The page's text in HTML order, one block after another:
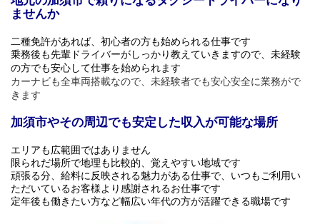
ませんか
二種免許があれば、初心者の方も始められる仕事です
乗務後も先輩ドライバーがしっかり教えていきますので、未経験
の方でも安心して仕事を始められます
カーナビも全車両搭載なので、未経験者でも安心安全に業務がで
きます
加須市やその周辺でも安定した収入が可能な場所
エリアも広範囲ではありません
限られだ場所で地理も比較的、覚えやすい地域です
頑張る分、給料に反映される魅力がある仕事で、いつもご利用い
ただいているお客様より感謝されるお仕事です
定年後も働きたい方など幅広い年代の方が活躍できる職場です